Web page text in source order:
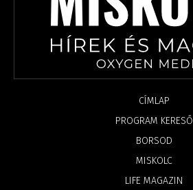
CÍMLAP
PROGRAM KERESŐ
BORSOD
MISKOLC
LIFE MAGAZIN